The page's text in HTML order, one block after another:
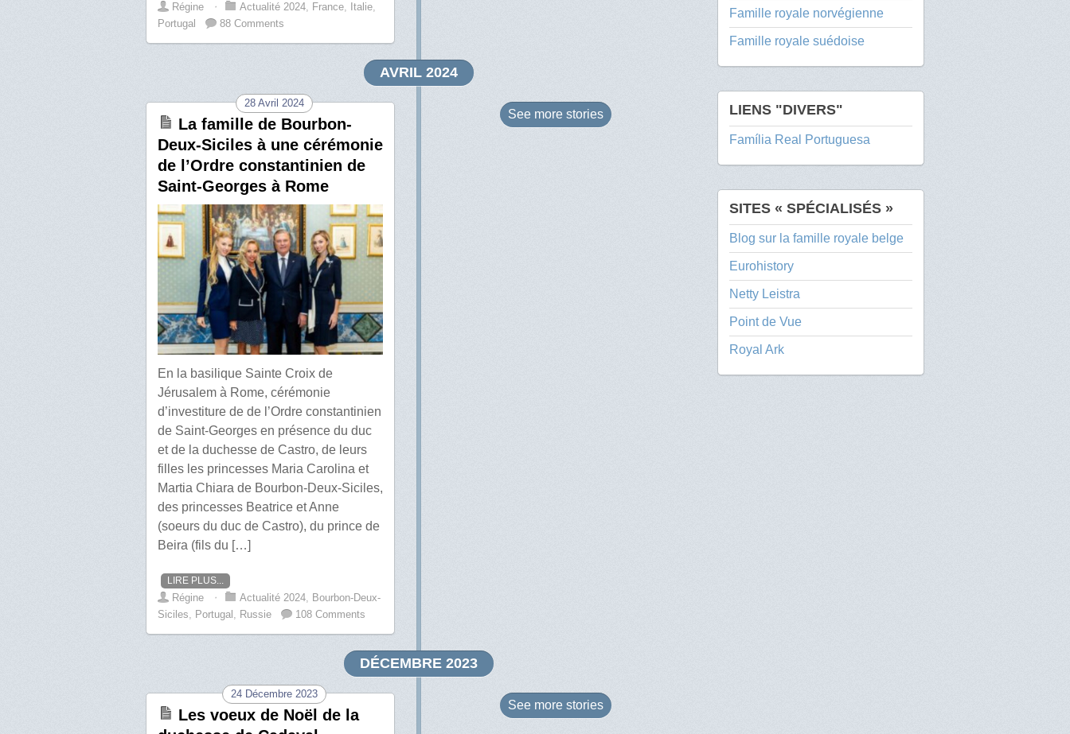
Régine ⋅ Actualité 2024, France, Italie,
Portugal
88 Comments
AVRIL 2024
28 Avril 2024
La famille de Bourbon-
Deux-Siciles à une cérémonie
de l’Ordre constantinien de
Saint-Georges à Rome
En la basilique Sainte Croix de
Jérusalem à Rome, cérémonie
d’investiture de de l’Ordre constantinien
de Saint-Georges en présence du duc
et de la duchesse de Castro, de leurs
filles les princesses Maria Carolina et
Martia Chiara de Bourbon-Deux-Siciles,
des princesses Beatrice et Anne
(soeurs du duc de Castro), du prince de
Beira (fils du […]
LIRE PLUS...
Régine ⋅ Actualité 2024
Bourbon-Deux-
Siciles
Portugal Russie 108 Comments
See more stories
DÉCEMBRE 2023
24 Décembre 2023
Les voeux de Noël de la
See more stories
Famille royale norvégienne
Famille royale suédoise
LIENS "DIVERS"
Família Real Portuguesa
SITES « SPÉCIALISÉS »
Blog sur la famille royale belge
Eurohistory
Netty Leistra
Point de Vue
Royal Ark